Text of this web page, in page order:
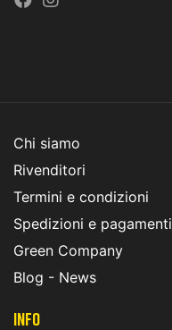
Chi siamo
Rivenditori
Termini e condizioni
Spedizioni e pagamenti
Green Company
Blog - News
INFO